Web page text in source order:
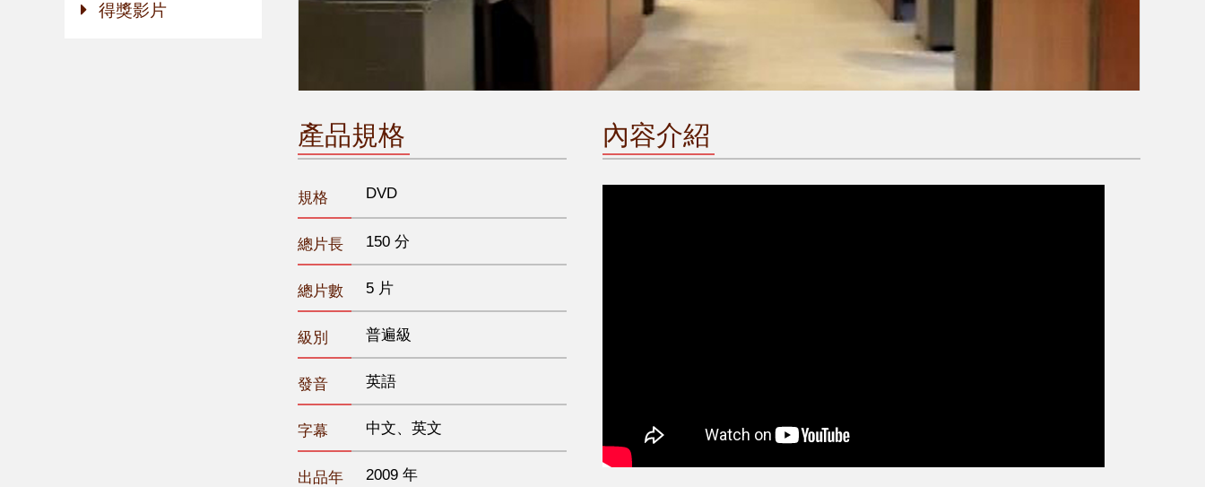
得獎影片
產品規格
規格 DVD
總片長 150 分
總片數 5 片
級別 普遍級
發音 英語
字幕 中文、英文
出品年 2009 年
內容介紹